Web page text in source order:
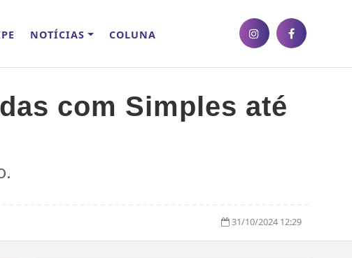
NOTÍCIAS COLUNA
com Simples até
31/10/2024 12:29